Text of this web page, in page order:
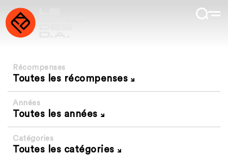
Récompenses
Toutes les récompenses
Années
Toutes les années
Catégories
Toutes les catégories